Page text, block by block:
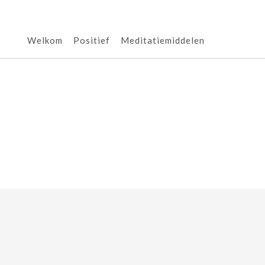
Welkom Positief Meditatiemiddelen